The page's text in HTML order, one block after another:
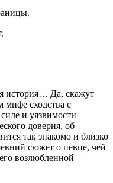
история… Да, скажут
мифе сходства с
и уязвимости
доверия, об
так знакомо и близко
сюжет о певце, чей
возлюбленной